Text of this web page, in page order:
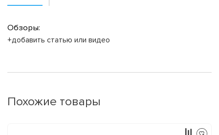
Обзоры:
+добавить статью или видео
Похожие товары